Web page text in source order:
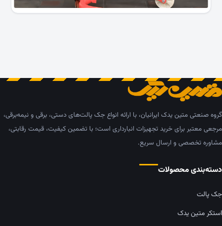
گروه صنعتی متین یدک ایرانیان، با ارائه انواع جک پالت‌های دستی، برقی و نیمه‌برقی،
مرجعی معتبر برای خرید تجهیزات انبارداری است؛ با تضمین کیفیت، قیمت رقابتی،
مشاوره تخصصی و ارسال سریع.
دسته‌بندی محصولات
جک پالت
استکر متین یدک